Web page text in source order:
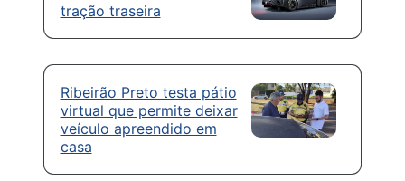
tração traseira
Ribeirão Preto testa pátio
virtual que permite deixar
veículo apreendido em
casa